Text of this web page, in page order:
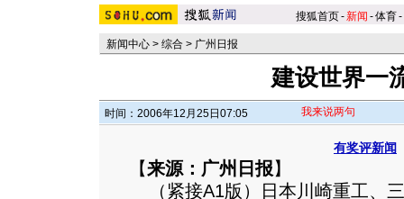
搜狐首页-新闻 -体育-
新闻中心 > 综合 > 广州日报
建设世界一
时间：2006年12月25日07:05 我来说两句
有奖评新闻
【来源：广州日报】
（紧接A1版）日本川崎重工、三